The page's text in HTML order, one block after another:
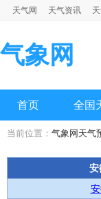
天气网 天气资讯
气象网
首页 全国
当前位置： 气象网天气
安